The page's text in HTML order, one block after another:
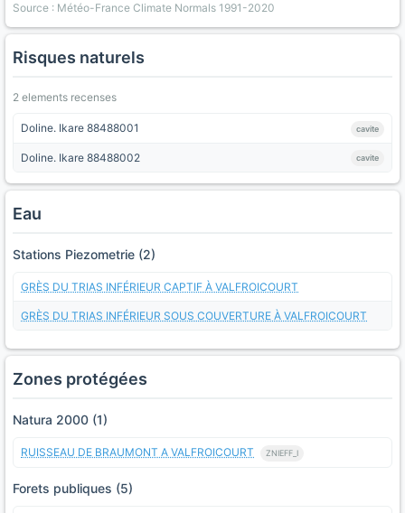
Source : Météo-France Climate Normals 1991-2020
Risques naturels
2 elements recenses
Doline. Ikare 88488001 cavite
Doline. Ikare 88488002 cavite
Eau
Stations Piezometrie (2)
GRÈS DU TRIAS INFÉRIEUR CAPTIF À VALFROICOURT
GRÈS DU TRIAS INFÉRIEUR SOUS COUVERTURE À VALFROICOURT
Zones protégées
Natura 2000 (1)
RUISSEAU DE BRAUMONT A VALFROICOURT ZNIEFF_I
Forets publiques (5)